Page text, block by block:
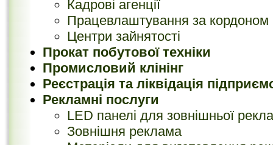
Кадрові агенції
Працевлаштування за кордоном
Центри зайнятості
Прокат побутової техніки
Промисловий клінінг
Реєстрація та ліквідація
Рекламні послуги
LED панелі для зовнішньої
Зовнішня реклама